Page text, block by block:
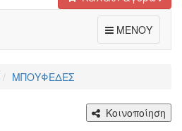
ΜΕΝΟΥ
ΜΠΟΥΦΕΔΕΣ
Κοινοποίηση